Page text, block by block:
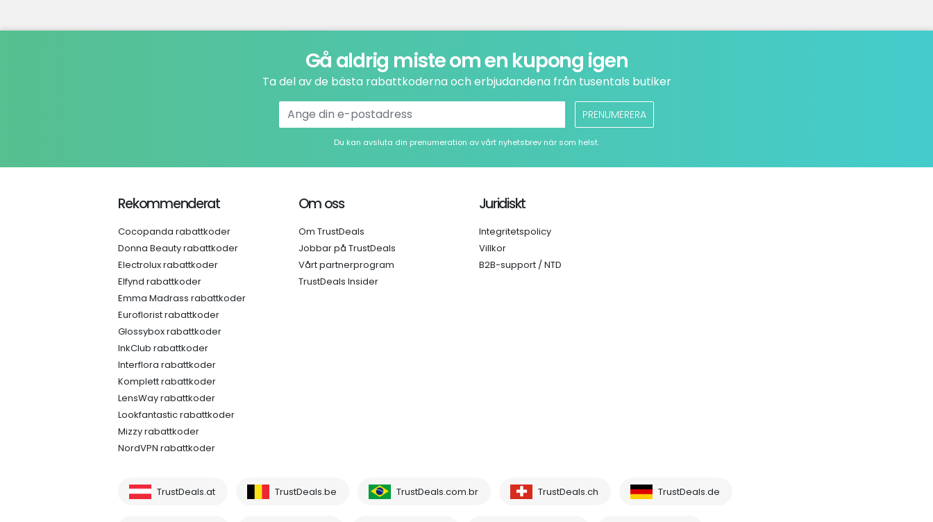
Gå aldrig miste om en kupong igen
Ta del av de bästa rabattkoderna och erbjudandena från tusentals butiker
PRENUMERERA
Du kan avsluta din prenumeration av vårt nyhetsbrev när som helst.
Rekommenderat
Cocopanda rabattkoder
Donna Beauty rabattkoder
Electrolux rabattkoder
Elfynd rabattkoder
Emma Madrass rabattkoder
Euroflorist rabattkoder
Glossybox rabattkoder
InkClub rabattkoder
Interflora rabattkoder
Komplett rabattkoder
LensWay rabattkoder
Lookfantastic rabattkoder
Mizzy rabattkoder
NordVPN rabattkoder
Om oss
Om TrustDeals
Jobbar på TrustDeals
Vårt partnerprogram
TrustDeals Insider
Juridiskt
Integritetspolicy
Villkor
B2B-support / NTD
TrustDeals.at TrustDeals.be TrustDeals.com.br TrustDeals.ch TrustDeals.de